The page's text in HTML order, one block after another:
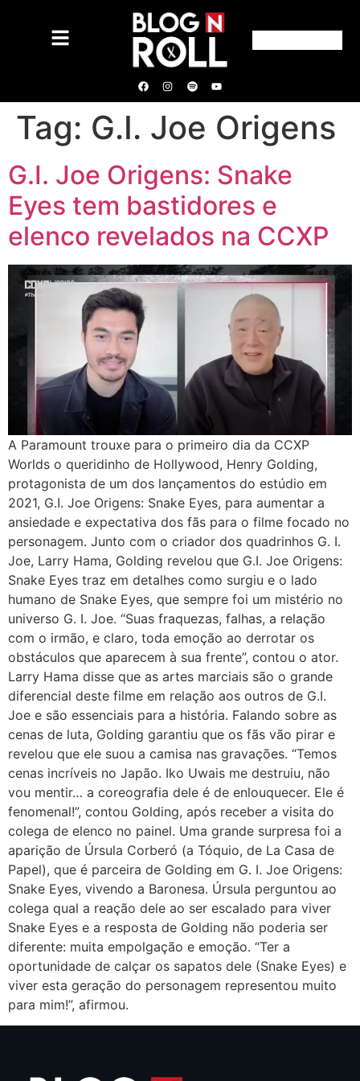
Tag: G.I. Joe Origens
G.I. Joe Origens: Snake
Eyes tem bastidores e
elenco revelados na CCXP
A Paramount trouxe para o primeiro dia da CCXP
Worlds o queridinho de Hollywood, Henry Golding,
protagonista de um dos lançamentos do estúdio em
2021, G.I. Joe Origens: Snake Eyes, para aumentar a
ansiedade e expectativa dos fãs para o filme focado no
personagem. Junto com o criador dos quadrinhos G. I.
Joe, Larry Hama, Golding revelou que G.I. Joe Origens:
Snake Eyes traz em detalhes como surgiu e o lado
humano de Snake Eyes, que sempre foi um mistério no
universo G. I. Joe. “Suas fraquezas, falhas, a relação
com o irmão, e claro, toda emoção ao derrotar os
obstáculos que aparecem à sua frente”, contou o ator.
Larry Hama disse que as artes marciais são o grande
diferencial deste filme em relação aos outros de G.I.
Joe e são essenciais para a história. Falando sobre as
cenas de luta, Golding garantiu que os fãs vão pirar e
revelou que ele suou a camisa nas gravações. “Temos
cenas incríveis no Japão. Iko Uwais me destruiu, não
vou mentir… a coreografia dele é de enlouquecer. Ele é
fenomenal!”, contou Golding, após receber a visita do
colega de elenco no painel. Uma grande surpresa foi a
aparição de Úrsula Corberó (a Tóquio, de La Casa de
Papel), que é parceira de Golding em G. I. Joe Origens:
Snake Eyes, vivendo a Baronesa. Úrsula perguntou ao
colega qual a reação dele ao ser escalado para viver
Snake Eyes e a resposta de Golding não poderia ser
diferente: muita empolgação e emoção. “Ter a
oportunidade de calçar os sapatos dele (Snake Eyes) e
viver esta geração do personagem representou muito
para mim!”, afirmou.